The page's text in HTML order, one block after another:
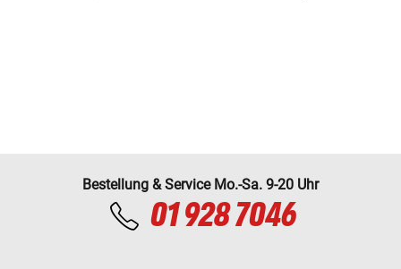
Bestellung & Service Mo.-Sa. 9-20 Uhr
01 928 7046